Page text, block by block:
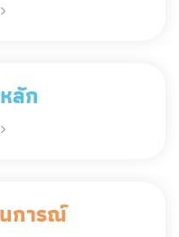
ลัก
การณ์